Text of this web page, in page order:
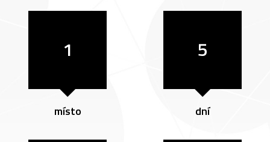
1
místo
5
dní